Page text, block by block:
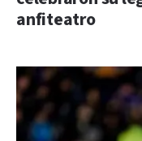
anfiteatro